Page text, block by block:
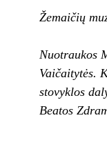
Žemaičių
Nuotraukos
Vaičaitytės.
stovyklos
Beatos